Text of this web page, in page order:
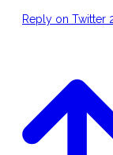
Reply on Twitter